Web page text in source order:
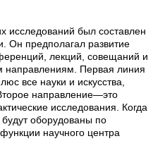
исследований был составлен
предполагал развитие
лекций, совещаний и
направлениям. Первая линия
все науки и искусства,
направление—это
исследования. Когда
оборудованы по
научного центра